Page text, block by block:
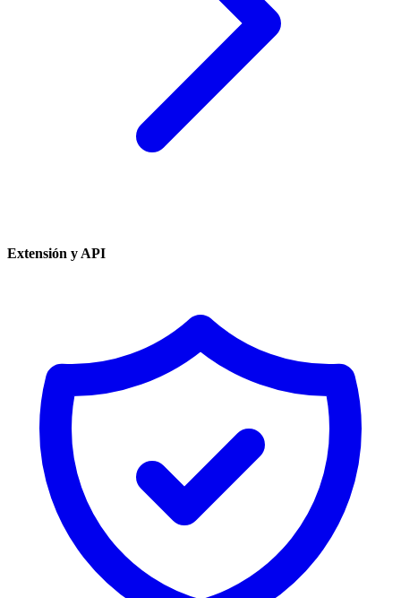
Extensión y API